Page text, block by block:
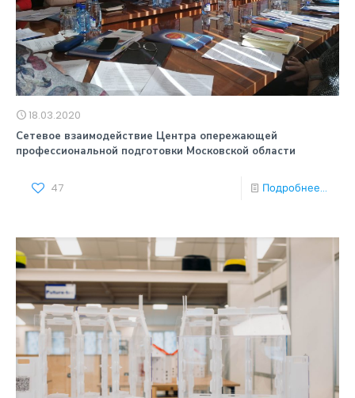
18.03.2020
Сетевое взаимодействие Центра опережающей
профессиональной подготовки Московской области
47 Подробнее...